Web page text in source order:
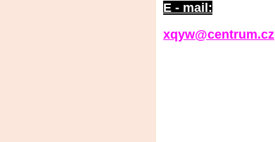
E - mail:
xqyw@centrum.cz